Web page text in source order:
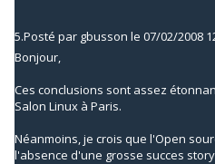
5.Posté par gbusson le 07/02/2008
Bonjour,
Ces conclusions sont assez
Salon Linux à Paris.
Néanmoins, je crois que l'Open
l'absence d'une grosse succes